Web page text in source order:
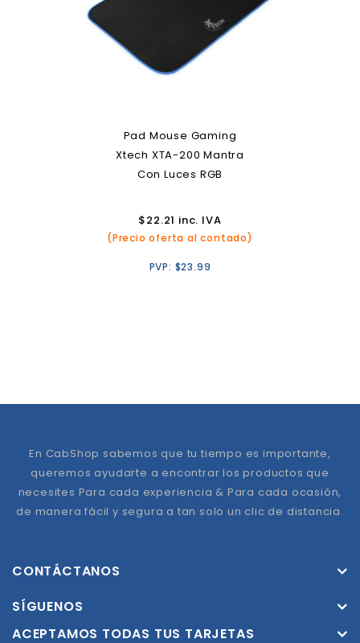
Pad Mouse Gaming
Xtech XTA-200 Mantra
Con Luces RGB
$22.21 inc. IVA
(Precio oferta al contado)
PVP: $23.99
En CabShop sabemos que tu tiempo es importante,
queremos ayudarte a encontrar los productos que
necesites Para cada experiencia & Para cada ocasión,
de manera fácil y segura a tan solo un clic de distancia.
CONTÁCTANOS
SÍGUENOS
ACEPTAMOS TODAS TUS TARJETAS